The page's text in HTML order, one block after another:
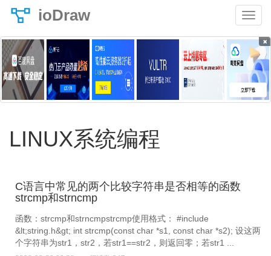
ioDraw
×
LINUX系统编程
C语言中常见的两个比较字符串是否相等的函数
strcmp和strncmp
函数：strcmp和strncmpstrcmp使用格式： #include
&lt;string.h&gt; int strcmp(const char *s1, const char *s2); 设这两
个字符串为str1，str2，若str1==str2，则返回零；若str1 ...